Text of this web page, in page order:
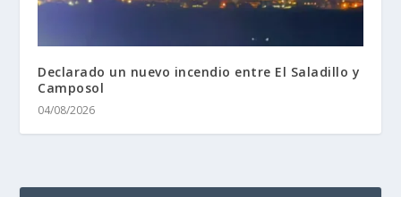
Declarado un nuevo incendio entre El Saladillo y
Camposol
04/08/2026